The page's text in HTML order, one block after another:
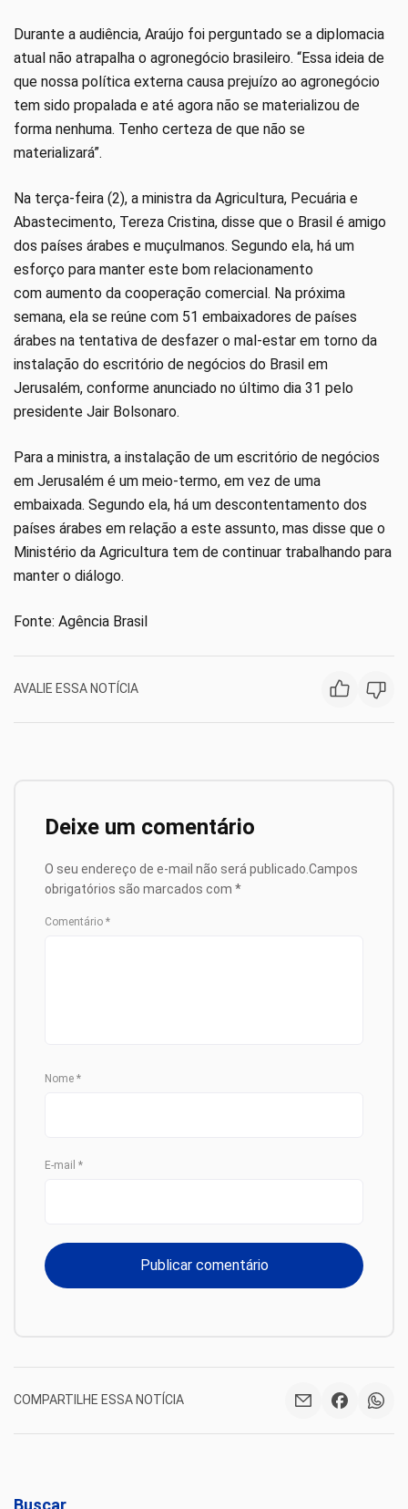
Durante a audiência, Araújo foi perguntado se a diplomacia
atual não atrapalha o agronegócio brasileiro. “Essa ideia de
que nossa política externa causa prejuízo ao agronegócio
tem sido propalada e até agora não se materializou de
forma nenhuma. Tenho certeza de que não se
materializará”.
Na terça-feira (2), a ministra da Agricultura, Pecuária e
Abastecimento, Tereza Cristina, disse que o Brasil é amigo
dos países árabes e muçulmanos. Segundo ela, há um
esforço para manter este bom relacionamento
com aumento da cooperação comercial. Na próxima
semana, ela se reúne com 51 embaixadores de países
árabes na tentativa de desfazer o mal-estar em torno da
instalação do escritório de negócios do Brasil em
Jerusalém, conforme anunciado no último dia 31 pelo
presidente Jair Bolsonaro.
Para a ministra, a instalação de um escritório de negócios
em Jerusalém é um meio-termo, em vez de uma
embaixada. Segundo ela, há um descontentamento dos
países árabes em relação a este assunto, mas disse que o
Ministério da Agricultura tem de continuar trabalhando para
manter o diálogo.
Fonte: Agência Brasil
AVALIE ESSA NOTÍCIA
Deixe um comentário
O seu endereço de e-mail não será publicado. Campos
obrigatórios são marcados com *
Comentário *
Nome *
E-mail *
COMPARTILHE ESSA NOTÍCIA
Buscar